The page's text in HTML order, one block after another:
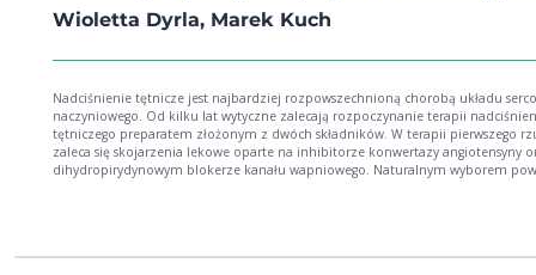
Wioletta Dyrla, Marek Kuch
Nadciśnienie tętnicze jest najbardziej rozpowszechnioną chorobą układu
naczyniowego. Od kilku lat wytyczne zalecają rozpoczynanie terapii
tętniczego preparatem złożonym z dwóch składników. W terapii pierwszego
zaleca się skojarzenia lekowe oparte na inhibitorze konwertazy angiotensyny
dihydropirydynowym blokerze kanału wapniowego. Naturalnym wyborem
blokerów kanału wapniowego, o długim i silnym działaniu. Skojarzenie